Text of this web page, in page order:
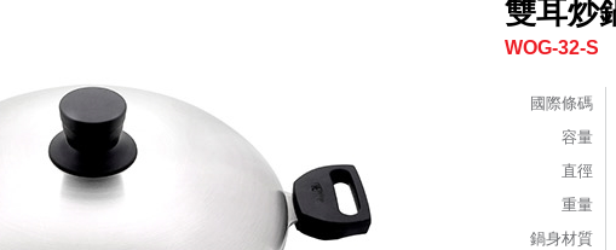
雙耳炒
WOG-32-S
國際條碼
容量
直徑
重量
鍋身材質